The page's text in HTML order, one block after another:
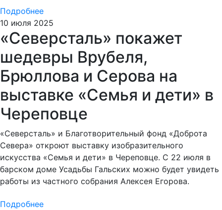
Подробнее
10 июля 2025
«Северсталь» покажет
шедевры Врубеля,
Брюллова и Серова на
выставке «Семья и дети» в
Череповце
«Северсталь» и Благотворительный фонд «Доброта
Севера» откроют выставку изобразительного
искусства «Семья и дети» в Череповце. С 22 июля в
барском доме Усадьбы Гальских можно будет увидеть
работы из частного собрания Алексея Егорова.
Подробнее